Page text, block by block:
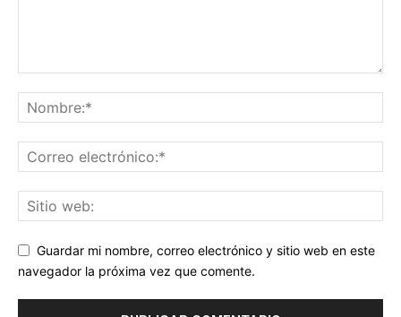
Guardar mi nombre, correo electrónico y sitio web en este
navegador la próxima vez que comente.